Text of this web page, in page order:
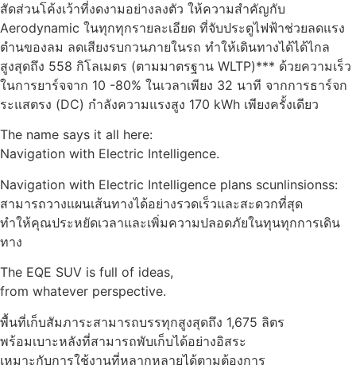
สัดส่วนโค้งเว้าที่งดงามอย่างลงตัว ให้ความสำคัญกับ
Aerodynamic ในทุกทุกรายละเอียด ที่จับประตูไฟฟ้าช่วยลดแรง
ตำนของลม ลดเสียงรบกวนภายในรถ ทำให้เดินทางได้ได้ไกล
สูงสุดถึง 558 กิโลเมตร (ตามมาตรฐาน WLTP)*** ด้วยความเร็ว
ในการยาร์จจาก 10 -80% ในเวลาเพียง 32 นาที จากการธาร์จก
ระแสตรง (DC) กำลังความแรงสูง 170 kWh เพียงครั้งเดียว
The name says it all here:
Navigation with Electric Intelligence.
Navigation with Electric Intelligence plans scunlinsionss:
สามารถวางแผนเส้นทางได้อย่างรวดเร็วและสะดวกที่สุด
ทำให้คุณประหยัดเวลาและเพิ่มความปลอดภัยในทุนทุกการเดิน
ทาง
The EQE SUV is full of ideas,
from whatever perspective.
พื้นที่เก็บสัมภาระสามารถบรรทุกสูงสุดถึง 1,675 ลิตร
พร้อมเบาะหลังที่สามารถพับเก็บได้อย่างอิสระ
เหมาะกับการใช้งานที่หลากหลายได้ตามต้องการ